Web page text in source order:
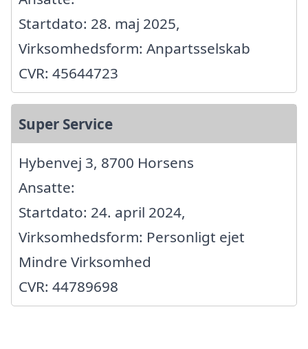
Startdato: 28. maj 2025,
Virksomhedsform: Anpartsselskab
CVR: 45644723
Super Service
Hybenvej 3, 8700 Horsens
Ansatte:
Startdato: 24. april 2024,
Virksomhedsform: Personligt ejet
Mindre Virksomhed
CVR: 44789698